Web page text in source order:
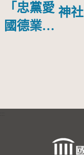
「忠黨愛
國德業並
神社